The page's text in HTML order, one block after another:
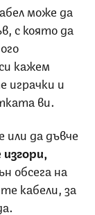
може да
с която да
кажем
играчки и
ви.
или да дъвче
изгори,
обсега на
кабели, за